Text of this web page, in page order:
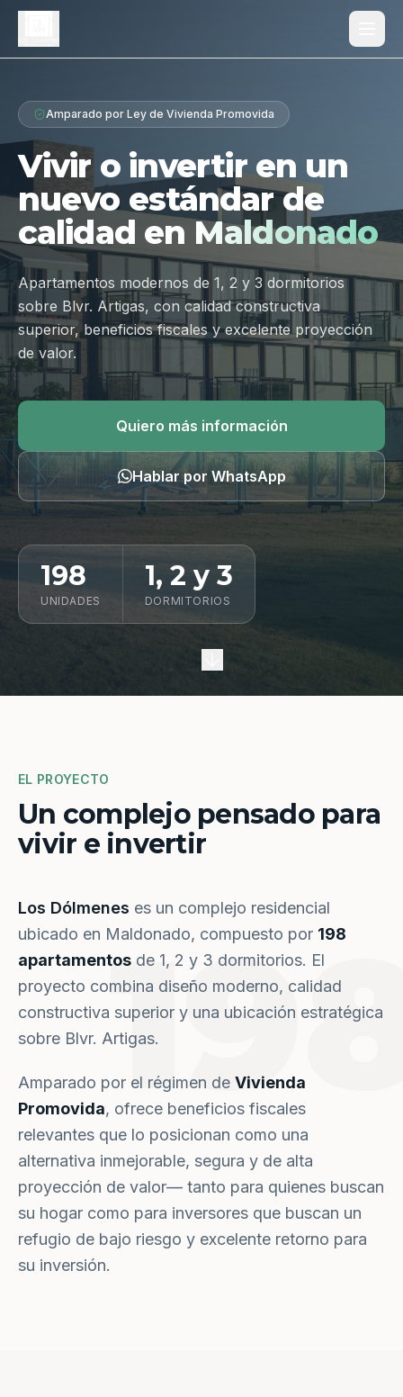
Proyecto
Diferenciales
Tipologías
Galería
Ubicación
Contacto
Hablar por WhatsApp
Amparado por Ley de Vivienda Promovida
Vivir o invertir en un
nuevo estándar de
calidad en Maldonado
Apartamentos modernos de 1, 2 y 3 dormitorios
sobre Blvr. Artigas, con calidad constructiva
superior, beneficios fiscales y excelente proyección
de valor.
Quiero más información
Hablar por WhatsApp
198
UNIDADES
1, 2 y 3
DORMITORIOS
EL PROYECTO
Un complejo pensado para
vivir e invertir
Los Dólmenes es un complejo residencial
ubicado en Maldonado, compuesto por 198
apartamentos de 1, 2 y 3 dormitorios. El
proyecto combina diseño moderno, calidad
constructiva superior y una ubicación estratégica
sobre Blvr. Artigas.
Amparado por el régimen de Vivienda
Promovida, ofrece beneficios fiscales
relevantes que lo posicionan como una
alternativa inmejorable, segura y de alta
proyección de valor— tanto para quienes buscan
su hogar como para inversores que buscan un
refugio de bajo riesgo y excelente retorno para
su inversión.